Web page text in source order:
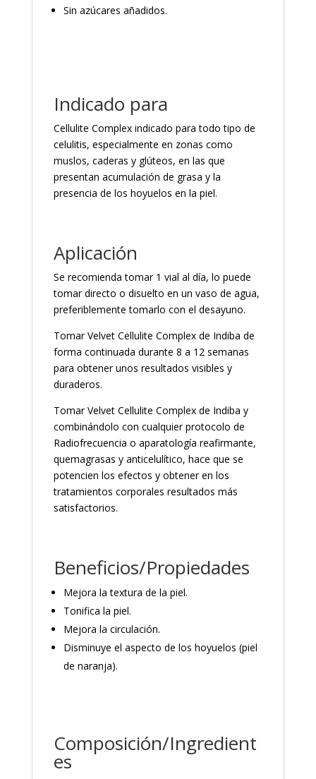
Sin azúcares añadidos.
Indicado para
Cellulite Complex indicado para todo tipo de
celulitis, especialmente en zonas como
muslos, caderas y glúteos, en las que
presentan acumulación de grasa y la
presencia de los hoyuelos en la piel.
Aplicación
Se recomienda tomar 1 vial al día, lo puede
tomar directo o disuelto en un vaso de agua,
preferiblemente tomarlo con el desayuno.
Tomar Velvet Cellulite Complex de Indiba de
forma continuada durante 8 a 12 semanas
para obtener unos resultados visibles y
duraderos.
Tomar Velvet Cellulite Complex de Indiba y
combinándolo con cualquier protocolo de
Radiofrecuencia o aparatología reafirmante,
quemagrasas y anticelulítico, hace que se
potencien los efectos y obtener en los
tratamientos corporales resultados más
satisfactorios.
Beneficios/Propiedades
Mejora la textura de la piel.
Tonifica la piel.
Mejora la circulación.
Disminuye el aspecto de los hoyuelos (piel
de naranja).
Composición/Ingredient
es